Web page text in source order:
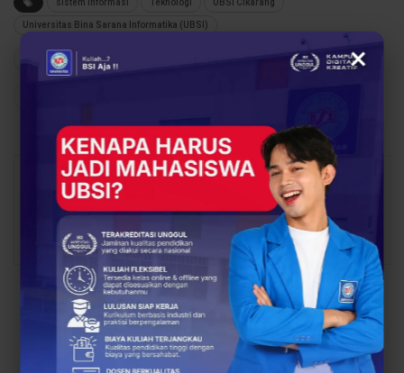
Universitas Bina Sarana Informatika (UBSI)
0
102
Redaksi 0 Comments
PREV POST
Magang Bukan Sekadar
Formalitas: UBSI
Edukasi Mahasiswa
NEXT POST
Mic On, Passion Nyala!
UBSI Bentuk Generasi
Penyiar Masa Depan
×